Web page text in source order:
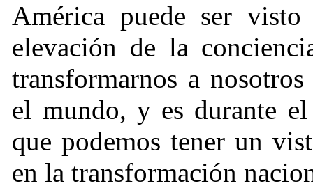
América puede ser
elevación de la
transformarnos a
el mundo, y es durante
que podemos tener un
en la transformación